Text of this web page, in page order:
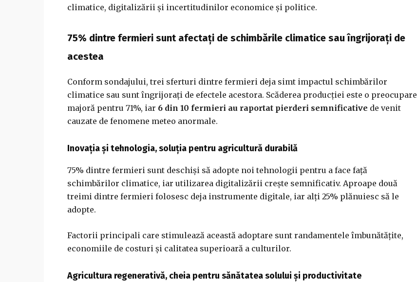
climatice, digitalizării și incertitudinilor economice și politice.
75% dintre fermieri sunt afectați de schimbările climatice sau îngrijorați de
acestea
Conform sondajului, trei sferturi dintre fermieri deja simt impactul schimbărilor
climatice sau sunt îngrijorați de efectele acestora. Scăderea producției este o preocupare
majoră pentru 71%, iar 6 din 10 fermieri au raportat pierderi semnificative de venit
cauzate de fenomene meteo anormale.
Inovația și tehnologia, soluția pentru agricultură durabilă
75% dintre fermieri sunt deschiși să adopte noi tehnologii pentru a face față
schimbărilor climatice, iar utilizarea digitalizării crește semnificativ. Aproape două
treimi dintre fermieri folosesc deja instrumente digitale, iar alți 25% plănuiesc să le
adopte.
Factorii principali care stimulează această adoptare sunt randamentele îmbunătățite,
economiile de costuri și calitatea superioară a culturilor.
Agricultura regenerativă, cheia pentru sănătatea solului și productivitate